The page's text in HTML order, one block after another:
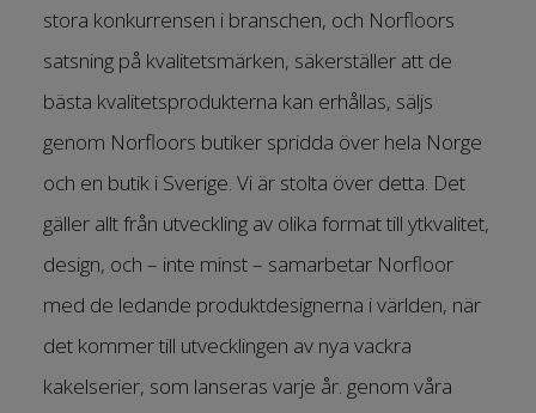
stora konkurrensen i branschen, och Norfloors
satsning på kvalitetsmärken, säkerställer att de
bästa kvalitetsprodukterna kan erhållas, säljs
genom Norfloors butiker spridda över hela Norge
och en butik i Sverige. Vi är stolta över detta. Det
gäller allt från utveckling av olika format till ytkvalitet,
design, och – inte minst – samarbetar Norfloor
med de ledande produktdesignerna i världen, när
det kommer till utvecklingen av nya vackra
kakelserier, som lanseras varje år. genom våra